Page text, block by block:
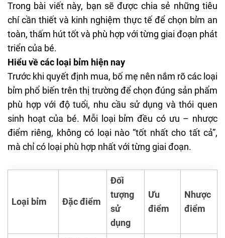
Trong bài viết này, bạn sẽ được chia sẻ những tiêu
chí cần thiết và kinh nghiệm thực tế để chọn bỉm an
toàn, thấm hút tốt và phù hợp với từng giai đoạn phát
triển của bé.
Hiểu về các loại bỉm hiện nay
Trước khi quyết định mua, bố mẹ nên nắm rõ các loại
bỉm phổ biến trên thị trường để chọn đúng sản phẩm
phù hợp với độ tuổi, nhu cầu sử dụng và thói quen
sinh hoạt của bé. Mỗi loại bỉm đều có ưu – nhược
điểm riêng, không có loại nào “tốt nhất cho tất cả”,
mà chỉ có loại phù hợp nhất với từng giai đoạn.
Loại bỉm Đặc điểm
Đối
tượng
sử
dụng
Ưu
điểm
Nhược
điểm